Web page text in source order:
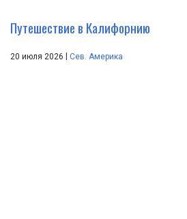
Путешествие в Калифорнию
20 июля 2026 Сев. Америка